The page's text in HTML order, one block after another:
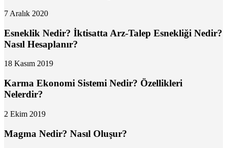
7 Aralık 2020
Esneklik Nedir? İktisatta Arz-Talep Esnekliği Nedir?
Nasıl Hesaplanır?
18 Kasım 2019
Karma Ekonomi Sistemi Nedir? Özellikleri
Nelerdir?
2 Ekim 2019
Magma Nedir? Nasıl Oluşur?